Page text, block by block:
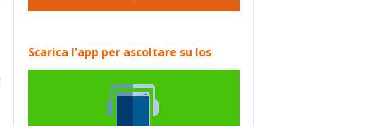
Scarica l'app per ascoltare su Ios